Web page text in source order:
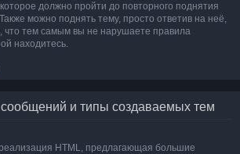
должно пройти до повторного поднятия
можно поднять тему, просто ответив на неё,
что тем самым вы не нарушаете правила
находитесь.
и типы создаваемых тем
HTML, предлагающая большие